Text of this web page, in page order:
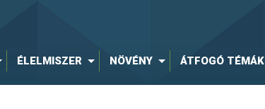
ÉLELMISZER NÖVÉNY ÁTFOGÓ TÉMÁK